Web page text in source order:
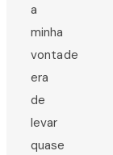
a
minha
vontade
era
de
levar
quase